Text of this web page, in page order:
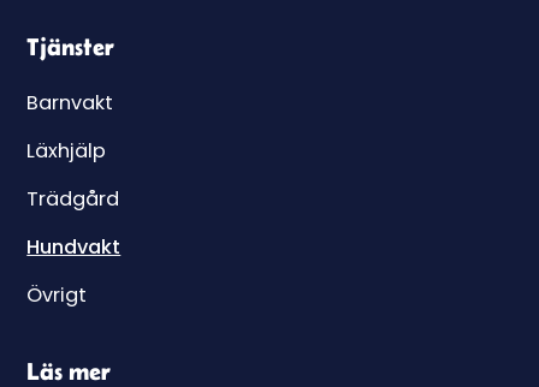
Tjänster
Barnvakt
Läxhjälp
Trädgård
Hundvakt
Övrigt
Läs mer